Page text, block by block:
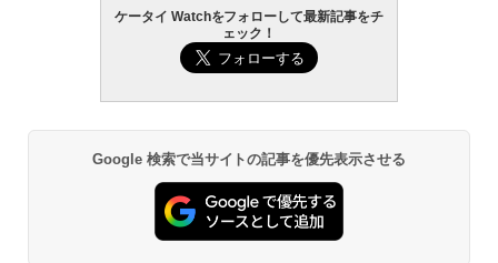
ケータイ Watchをフォローして最新記事をチ
ェック！
Google 検索で当サイトの記事を優先表示させる